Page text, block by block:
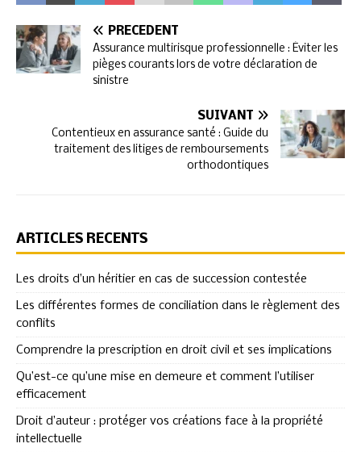
PRÉCÉDENT
Assurance multirisque professionnelle : Éviter les
pièges courants lors de votre déclaration de
sinistre
SUIVANT
Contentieux en assurance santé : Guide du
traitement des litiges de remboursements
orthodontiques
ARTICLES RÉCENTS
Les droits d’un héritier en cas de succession contestée
Les différentes formes de conciliation dans le règlement des
conflits
Comprendre la prescription en droit civil et ses implications
Qu’est-ce qu’une mise en demeure et comment l’utiliser
efficacement
Droit d’auteur : protéger vos créations face à la propriété
intellectuelle